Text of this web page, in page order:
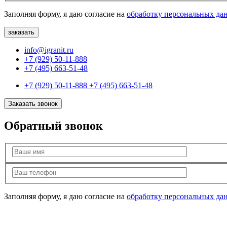
Заполняя форму, я даю согласие на обработку персональных
info@igranit.ru
+7 (929) 50-11-888
+7 (495) 663-51-48
+7 (929) 50-11-888 +7 (495) 663-51-48
Заказать звонок
Обратный звонок
Заполняя форму, я даю согласие на обработку персональных